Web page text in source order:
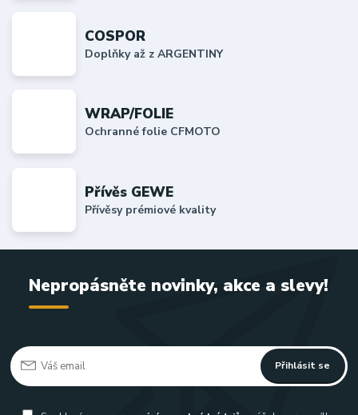
COSPOR
Doplňky až z ARGENTINY
WRAP/FOLIE
Ochranné folie CFMOTO
Přívěs GEWE
Přívěsy prémiové kvality
Nepropásněte novinky, akce a slevy!
Přihlásit se